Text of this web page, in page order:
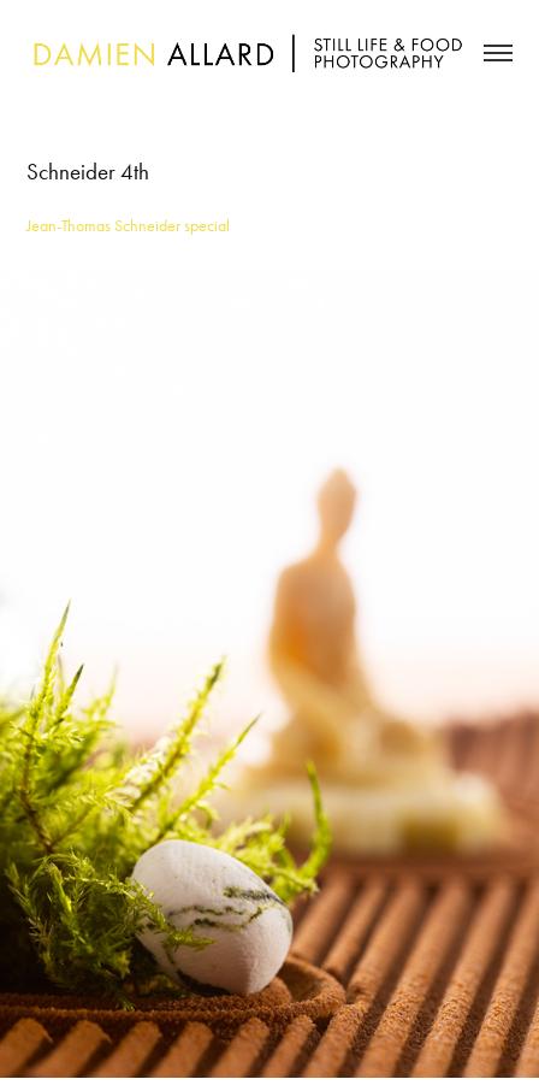
Schneider 4th
Jean-Thomas Schneider special